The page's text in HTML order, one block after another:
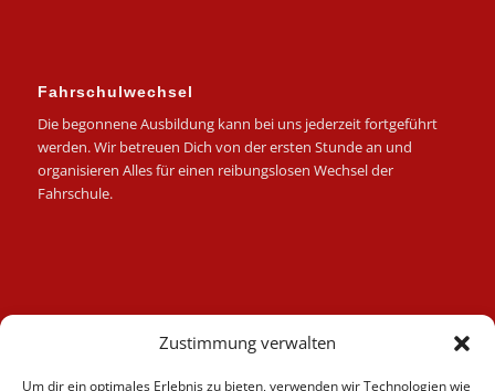
Zustimmung verwalten
Um dir ein optimales Erlebnis zu bieten, verwenden wir Technologien wie
Fahrschulwechsel
Die begonnene Ausbildung kann bei uns jederzeit fortgeführt
werden. Wir betreuen Dich von der ersten Stunde an und
organisieren Alles für einen reibungslosen Wechsel der
Fahrschule.